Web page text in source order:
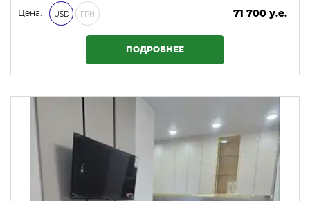
Цена: USD ГРН
71 700 у.е.
3 083 100 ₴
ПОДРОБНЕЕ